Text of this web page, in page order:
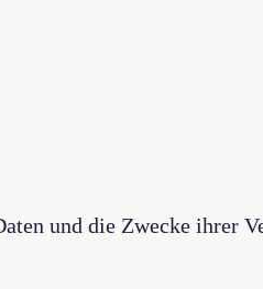
und die Zwecke ihrer